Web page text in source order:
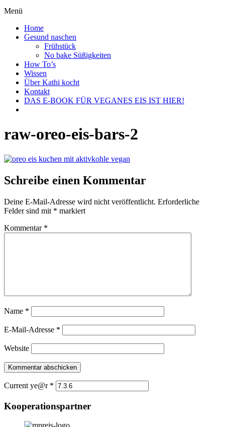
Menü
Home
Gesund naschen
Frühstück
No bake Süßigkeiten
How To’s
Wissen
Über Kathi kocht
Kontakt
DAS E-BOOK FÜR VEGANES EIS IST HIER!
raw-oreo-eis-bars-2
Schreibe einen Kommentar
Deine E-Mail-Adresse wird nicht veröffentlicht. Erforderliche
Felder sind mit * markiert
Kommentar *
Name *
E-Mail-Adresse *
Website
Current ye@r *
Kooperationspartner